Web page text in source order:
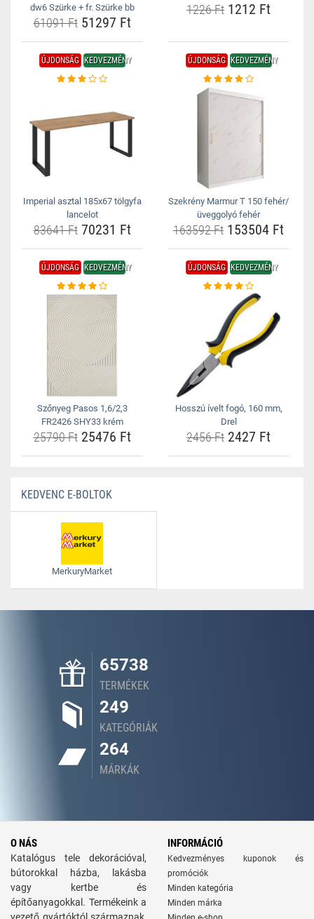
dw6 Szürke + fr. Szürke bb
61091 Ft51297 Ft
1226 Ft 1212 Ft
ÚJDONSÁG KEDVEZMÉNY
Imperial asztal 185x67 tölgyfa
lancelot
83641 Ft70231 Ft
ÚJDONSÁG KEDVEZMÉNY
Szekrény Marmur T 150 fehér/
üveggolyó fehér
163592 Ft 153504 Ft
ÚJDONSÁG KEDVEZMÉNY
Szőnyeg Pasos 1,6/2,3
FR2426 SHY33 krém
25790 Ft25476 Ft
ÚJDONSÁG KEDVEZMÉNY
Hosszú ívelt fogó, 160 mm,
Drel
2456 Ft 2427 Ft
KEDVENC E-BOLTOK
MerkuryMarket
65738
TERMÉKEK
249
KATEGÓRIÁK
264
MÁRKÁK
O NÁS
Katalógus tele dekorációval,
bútorokkal házba, lakásba
vagy kertbe és
építőanyagokkal. Termékeink a
INFORMÁCIÓ
Kedvezményes kuponok és
promóciók
Minden kategória
Minden márka